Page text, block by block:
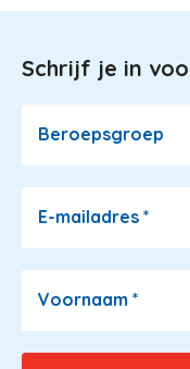
Image
Schrijf je in
Beroepsgroep
E-mailadres *
Voornaam *